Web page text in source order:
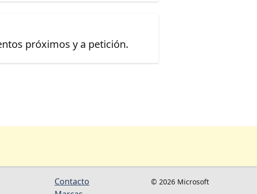
próximos y a petición.
Contacto
© 2026 Microsoft